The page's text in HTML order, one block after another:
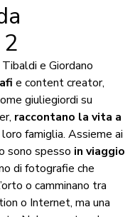
e Giordano
e content creator,
giuliegiordi su
raccontano la vita a
famiglia. Assieme ai
sono spesso in viaggio
di fotografie che
o camminano tra
o Internet, ma una